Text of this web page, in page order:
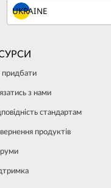
з нами
стандартам
продуктів